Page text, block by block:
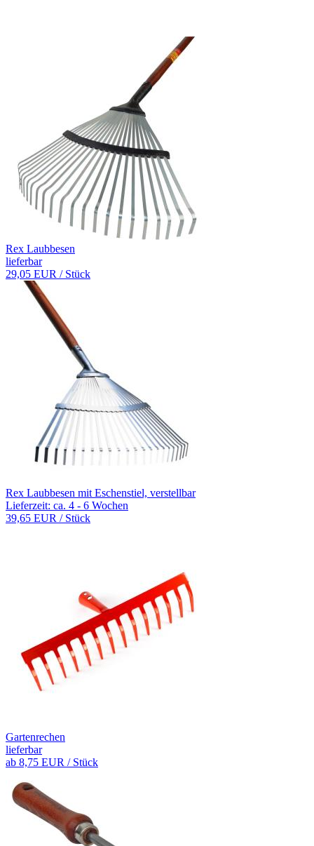
Rex Laubbesen
lieferbar
29,05 EUR / Stück
Rex Laubbesen mit Eschenstiel, verstellbar
Lieferzeit: ca. 4 - 6 Wochen
39,65 EUR / Stück
Gartenrechen
lieferbar
ab 8,75 EUR / Stück